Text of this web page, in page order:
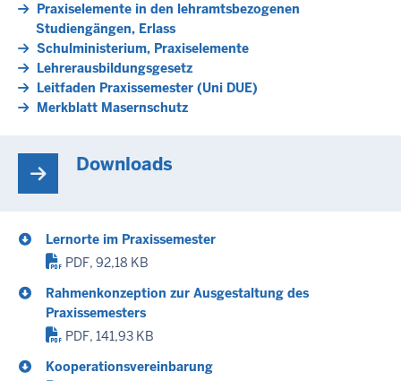
Praxiselemente in den lehramtsbezogenen
Studiengängen, Erlass
Schulministerium, Praxiselemente
Lehrerausbildungsgesetz
Leitfaden Praxissemester (Uni DUE)
Merkblatt Masernschutz
Downloads
Lernorte im Praxissemester
PDF, 92,18 KB
Rahmenkonzeption zur Ausgestaltung des
Praxissemesters
PDF, 141,93 KB
Kooperationsvereinbarung